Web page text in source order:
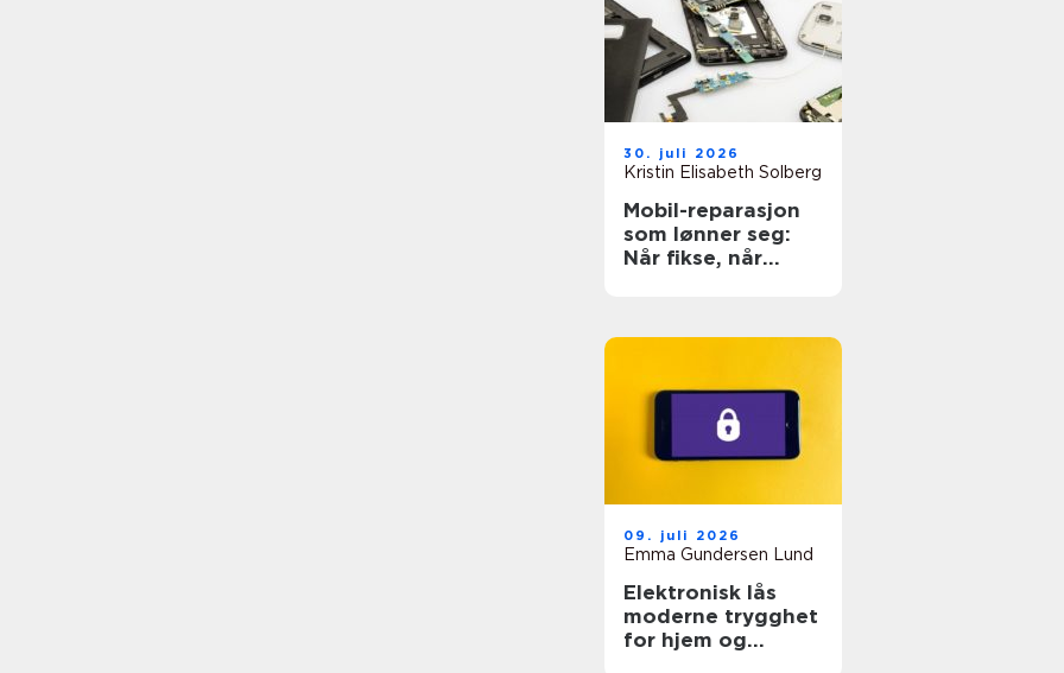
30. juli 2026
Kristin Elisabeth Solberg
Mobil-reparasjon
som lønner seg:
Når fikse, når
09. juli 2026
Emma Gundersen Lund
Elektronisk lås
moderne trygghet
for hjem og